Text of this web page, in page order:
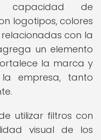
capacidad de
logotipos, colores
con la
un elemento
la marca y
empresa, tanto
utilizar filtros con
visual de los